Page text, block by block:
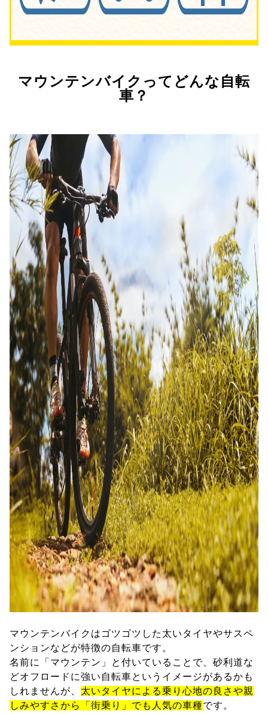
マウンテンバイクってどんな自転
車？
マウンテンバイクはゴツゴツした太いタイヤやサスペ
ンションなどが特徴の自転車です。
名前に「マウンテン」と付いていることで、砂利道な
どオフロードに強い自転車というイメージがあるかも
しれませんが、 太いタイヤによる乗り心地の良さや親
しみやすさから「街乗り」でも人気の車種です。